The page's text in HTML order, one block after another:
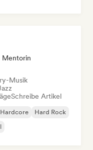
Mentorin
Musik
Schreibe Artikel
Hardcore
Hard Rock